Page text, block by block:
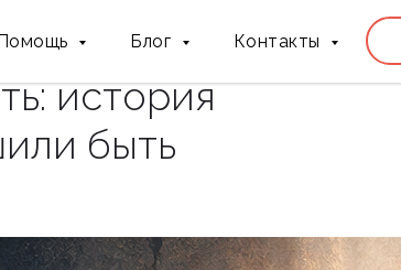
Блог Контакты
история
быть